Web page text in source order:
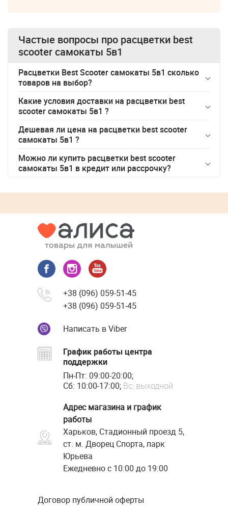
Частые вопросы про расцветки best
scooter самокаты 5в1
Расцветки Best Scooter самокаты 5в1 сколько
товаров на выбор?
Какие условия доставки на расцветки best
scooter самокаты 5в1 ?
Дешевая ли цена на расцветки best scooter
самокаты 5в1 ?
Можно ли купить расцветки best scooter
самокаты 5в1 в кредит или рассрочку?
+38 (096) 059-51-45
+38 (096) 059-51-45
Написать в Viber
График работы центра
поддержки
Пн-Пт: 09:00-20:00;
Сб: 10:00-17:00; Вс: выходной
Адрес магазина и график
работы
Харьков, Стадионный проезд 5,
ст. м. Дворец Спорта, парк
Юрьева
Ежедневно с 10:00 до 19:00
Договор публичной оферты